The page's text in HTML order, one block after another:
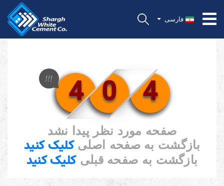
فارسی
4 0 4
!!!
صفحه مورد نظر پیدا نشد
بازگشت به صفحه اصلیکلیک کنید
بازگشت به صفحه قبلیکلیک کنید